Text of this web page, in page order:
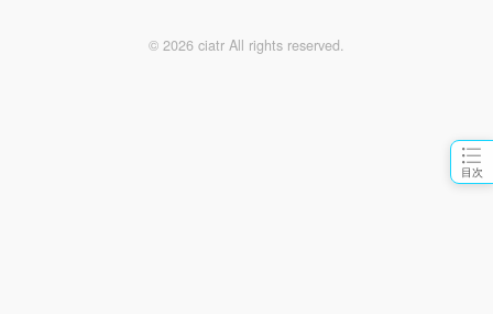
目次
© 2026 ciatr All rights reserved.